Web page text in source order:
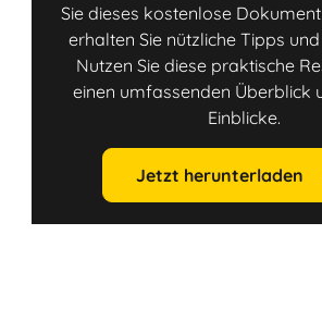
Sie dieses kostenlose
erhalten Sie nützliche Tipps
Nutzen Sie diese praktische
einen umfassenden Überblick
Einblicke.
Jetzt herunterladen